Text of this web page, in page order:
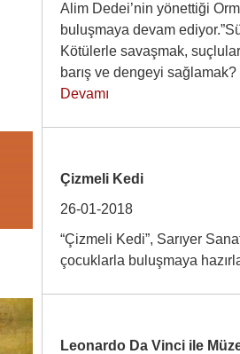
Alim Dedei’nin yönettiği
buluşmaya devam
Kötülerle savaşmak,
barış ve dengeyi
Devamı
Çizmeli Kedi
26-01-2018
“Çizmeli Kedi”, Sarıyer
çocuklarla buluşmaya
Leonardo Da Vinci ile